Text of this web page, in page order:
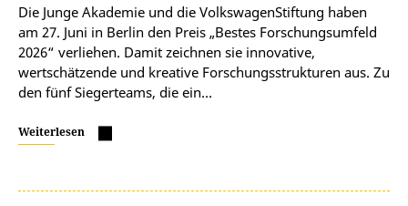
Die Junge Akademie und die VolkswagenStiftung haben
am 27. Juni in Berlin den Preis „Bestes Forschungsumfeld
2026“ verliehen. Damit zeichnen sie innovative,
wertschätzende und kreative Forschungsstrukturen aus. Zu
den fünf Siegerteams, die ein…
Weiterlesen